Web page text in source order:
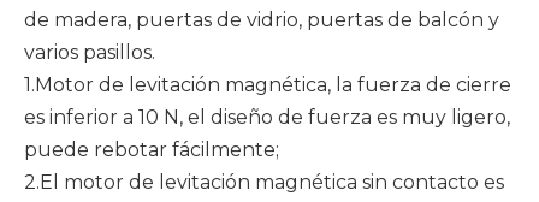
de madera, puertas de vidrio, puertas de balcón y
varios pasillos.
1.Motor de levitación magnética, la fuerza de cierre
es inferior a 10 N, el diseño de fuerza es muy ligero,
puede rebotar fácilmente;
2.El motor de levitación magnética sin contacto es